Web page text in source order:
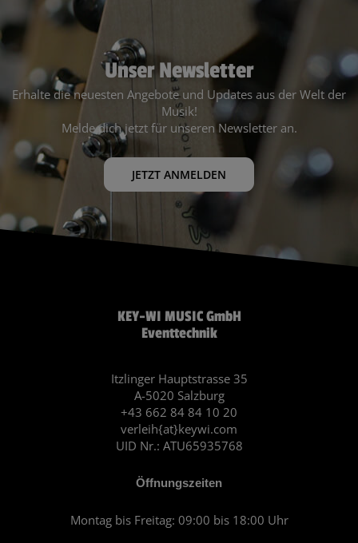
Unser Newsletter
Erhalte die neuesten Angebote und Updates aus der Welt der
Musik!
Melde dich jetzt für unseren Newsletter an.
JETZT ANMELDEN
KEY-WI MUSIC GmbH
Eventtechnik
Itzlinger Hauptstrasse 35
A-5020 Salzburg
+43 662 84 84 10 20
verleih{at}keywi.com
UID Nr.: ATU65935768
Öffnungszeiten
Montag bis Freitag: 09:00 bis 18:00 Uhr